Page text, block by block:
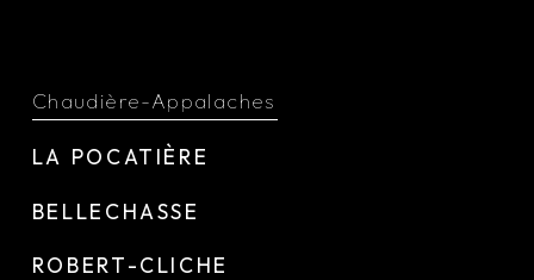
Chaudière-Appalaches
LA POCATIÈRE
BELLECHASSE
ROBERT-CLICHE